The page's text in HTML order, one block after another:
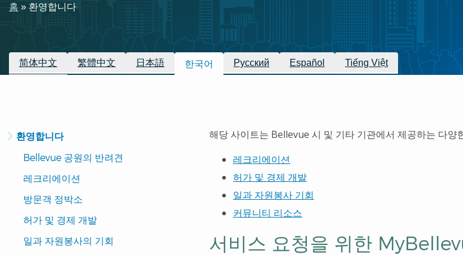
이
경
로
홈 환영합니다
이용 가능한 번역
简体中文 繁體中文 日本語 한국어 Русский Español Tiếng Việt
Translated
Pages
환영합니다
Bellevue 공원의 반려견
레크리에이션
방문객 정박소
허가 및 경제 개발
일과 자원봉사의 기회
해당 사이트는 Bellevue 시 및 기타 기관에서 제공하는 다
레크리에이션
허가 및 경제 개발
일과 자원봉사 기회
커뮤니티 리소스
서비스 요청을 위한